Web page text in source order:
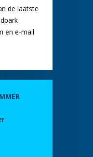
de laatste
en e-mail